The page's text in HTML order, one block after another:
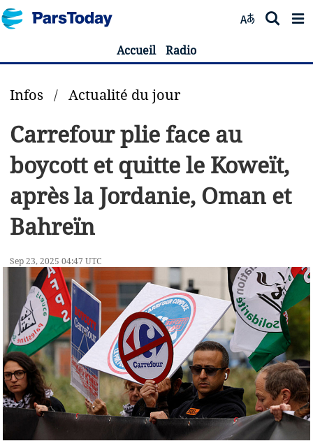
Accueil Radio
Infos / Actualité du jour
Carrefour plie face au
boycott et quitte le Koweït,
après la Jordanie, Oman et
Bahreïn
Sep 23, 2025 04:47 UTC